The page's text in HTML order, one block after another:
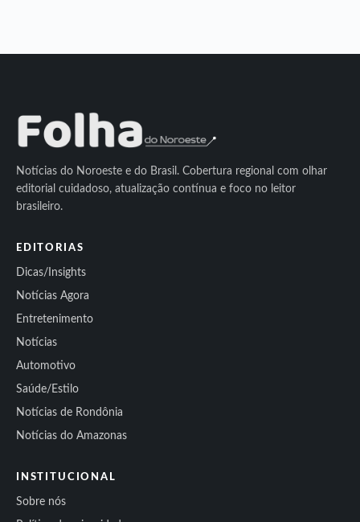
Notícias do Noroeste e do Brasil. Cobertura regional com olhar
editorial cuidadoso, atualização contínua e foco no leitor
brasileiro.
EDITORIAS
Dicas/Insights
Notícias Agora
Entretenimento
Notícias
Automotivo
Saúde/Estilo
Notícias de Rondônia
Notícias do Amazonas
INSTITUCIONAL
Sobre nós